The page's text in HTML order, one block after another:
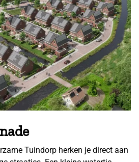
Tuindorp herken je direct aan